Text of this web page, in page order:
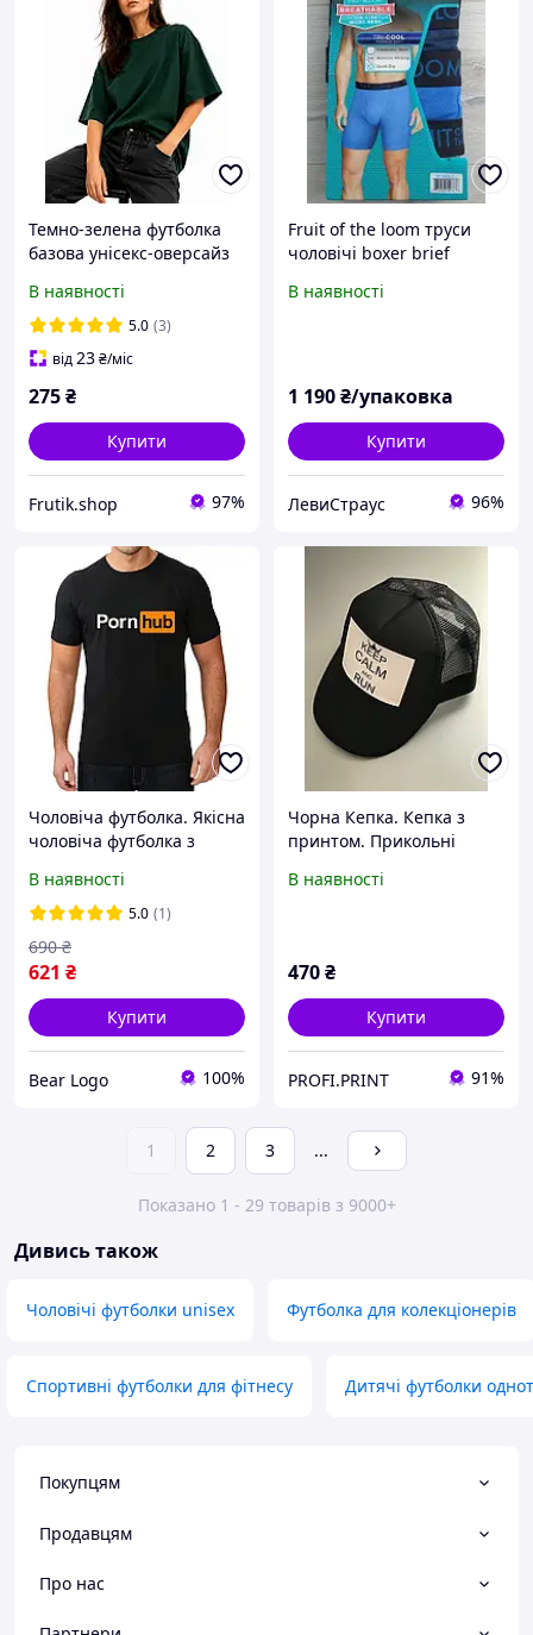
Темно-зелена футболка
базова унісекс-оверсайз
valueweight смарагдова
В наявності
5.0 (3)
від23₴/міс
275₴
Купити
Frutik.shop 97%
Fruit of the loom труси
чоловічі boxer brief
із 3 шт.
В наявності
1 190₴/упаковка
Купити
ЛевиСтраус 96%
Чоловіча футболка. Якісна
чоловіча футболка з
В наявності
5.0 (1)
621 ₴
690 ₴
Купити
Bear Logo 100%
Чорна Кепка. Кепка з
принтом. Прикольні
В наявності
470₴
Купити
PROFI.PRINT 91%
1 2 3 ...
Показано 1 - 29 товарів з 9000+
Дивись також
Чоловічі футболки unisex Футболка для колекціонерів
Спортивні футболки для фітнесу Дитячі футболки
Покупцям
Продавцям
Про нас